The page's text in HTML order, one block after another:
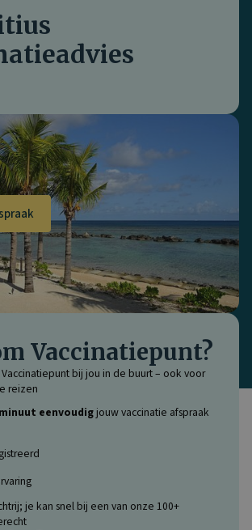
Vaccinatiepunt?
bij jou in de buurt – ook voor
reizen
eenvoudigjouw vaccinatie afspraak
je kan snel bij een van onze 100+